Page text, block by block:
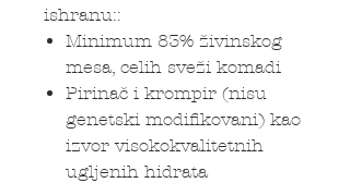
ishranu::
Minimum 83% živinskog
mesa, celih sveži komadi
Pirinač i krompir (nisu
genetski modifikovani) kao
izvor visokokvalitetnih
ugljenih hidrata